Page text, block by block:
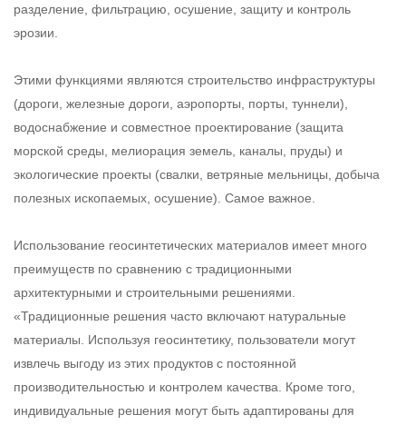
разделение, фильтрацию, осушение, защиту и контроль
эрозии.
Этими функциями являются строительство инфраструктуры
(дороги, железные дороги, аэропорты, порты, туннели),
водоснабжение и совместное проектирование (защита
морской среды, мелиорация земель, каналы, пруды) и
экологические проекты (свалки, ветряные мельницы, добыча
полезных ископаемых, осушение). Самое важное.
Использование геосинтетических материалов имеет много
преимуществ по сравнению с традиционными
архитектурными и строительными решениями.
«Традиционные решения часто включают натуральные
материалы. Используя геосинтетику, пользователи могут
извлечь выгоду из этих продуктов с постоянной
производительностью и контролем качества. Кроме того,
индивидуальные решения могут быть адаптированы для